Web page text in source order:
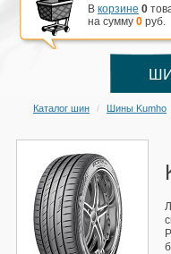
В корзине 0
на сумму 0 руб.
Каталог шин Шины Kumho